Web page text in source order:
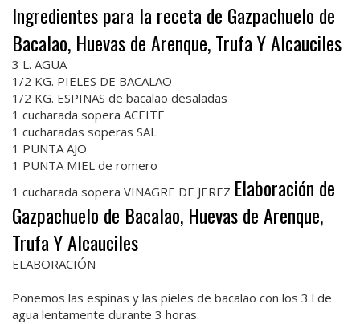
Ingredientes para la receta de Gazpachuelo de
Bacalao, Huevas de Arenque, Trufa Y Alcauciles
3 L. AGUA
1/2 KG. PIELES DE BACALAO
1/2 KG. ESPINAS de bacalao desaladas
1 cucharada sopera ACEITE
1 cucharadas soperas SAL
1 PUNTA AJO
1 PUNTA MIEL de romero
1 cucharada sopera VINAGRE DE JEREZ Elaboración de
Gazpachuelo de Bacalao, Huevas de Arenque,
Trufa Y Alcauciles
ELABORACIÓN
Ponemos las espinas y las pieles de bacalao con los 3 l de
agua lentamente durante 3 horas.